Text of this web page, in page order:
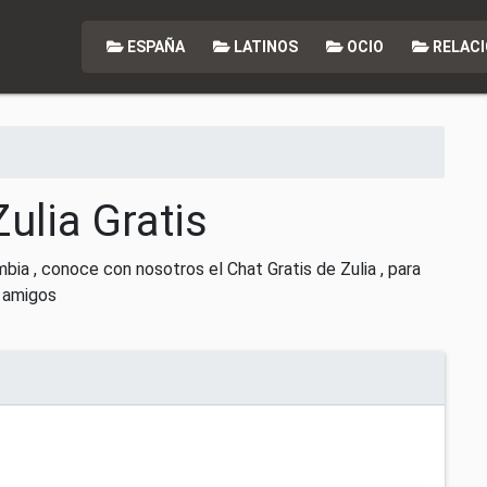
ESPAÑA LATINOS OCIO
Gratis
, conoce con nosotros el Chat Gratis de Zulia , para